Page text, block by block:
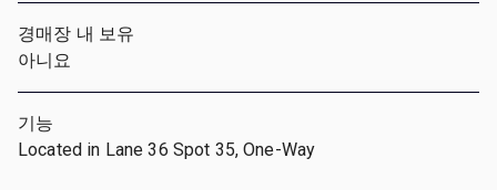
경매장 내 보유
아니요
기능
Located in Lane 36 Spot 35, One-Way